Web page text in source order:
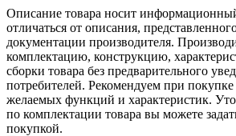
Описание товара носит
отличаться от описания,
документации производителя.
комплектацию, конструкцию,
сборки товара без предварительного
потребителей. Рекомендуем при
желаемых функций и характеристик.
по комплектации товара вы можете
покупкой.